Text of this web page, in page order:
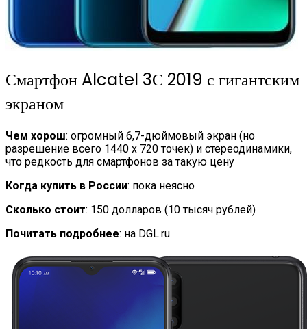
Смартфон Alcatel 3С 2019 с гигантским
экраном
Чем хорош: огромный 6,7-дюймовый экран (но
разрешение всего 1440 х 720 точек) и стереодинамики,
что редкость для смартфонов за такую цену
Когда купить в России: пока неясно
Сколько стоит: 150 долларов (10 тысяч рублей)
Почитать подробнее: на DGL.ru